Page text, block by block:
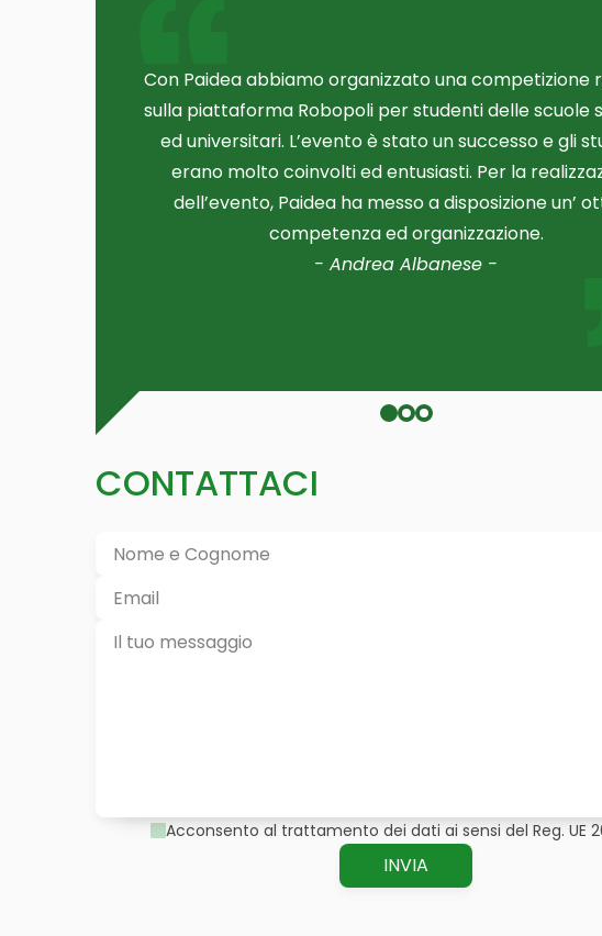
Con Paidea abbiamo organizzato una competizione
sulla piattaforma Robopoli per studenti delle scuole
ed universitari. L’evento è stato un successo e gli
erano molto coinvolti ed entusiasti. Per la
dell’evento, Paidea ha messo a disposizione un’
competenza ed organizzazione.
Andrea Albanese
Ambra Benvenuto
CONTATTACI
Acconsento al trattamento dei dati ai sensi del Reg. UE